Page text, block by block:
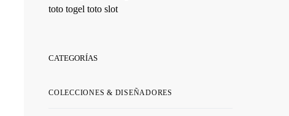
toto togel toto slot
CATEGORÍAS
COLECCIONES & DISEÑADORES